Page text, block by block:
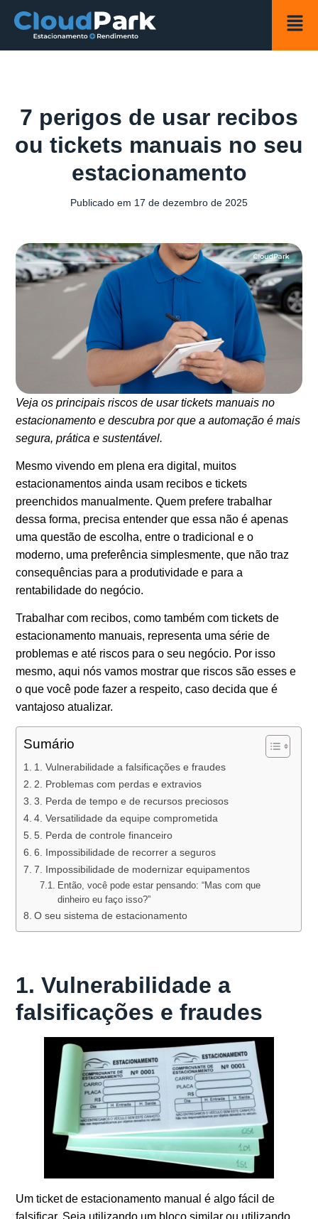
7 perigos de usar recibos
ou tickets manuais no seu
estacionamento
Publicado em 17 de dezembro de 2025
Veja os principais riscos de usar tickets manuais no
estacionamento e descubra por que a automação é mais
segura, prática e sustentável.
Mesmo vivendo em plena era digital, muitos
estacionamentos ainda usam recibos e tickets
preenchidos manualmente. Quem prefere trabalhar
dessa forma, precisa entender que essa não é apenas
uma questão de escolha, entre o tradicional e o
moderno, uma preferência simplesmente, que não traz
consequências para a produtividade e para a
rentabilidade do negócio.
Trabalhar com recibos, como também com tickets de
estacionamento manuais, representa uma série de
problemas e até riscos para o seu negócio. Por isso
mesmo, aqui nós vamos mostrar que riscos são esses e
o que você pode fazer a respeito, caso decida que é
vantajoso atualizar.
Sumário
1. Vulnerabilidade a falsificações e fraudes
2. Problemas com perdas e extravios
3. Perda de tempo e de recursos preciosos
4. Versatilidade da equipe comprometida
5. Perda de controle financeiro
6. Impossibilidade de recorrer a seguros
7. Impossibilidade de modernizar equipamentos
Então, você pode estar pensando: “Mas com que
dinheiro eu faço isso?”
O seu sistema de estacionamento
1. Vulnerabilidade a
falsificações e fraudes
Um ticket de estacionamento manual é algo fácil de